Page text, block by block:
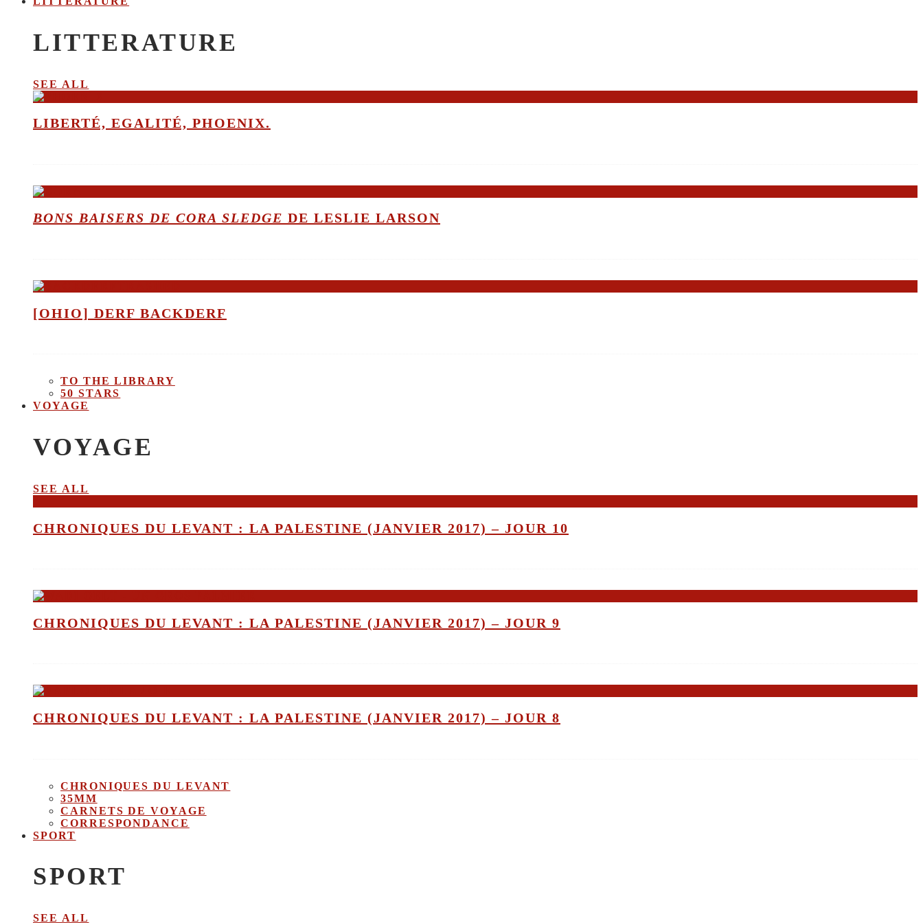
LITTERATURE
SEE ALL
LIBERTÉ, EGALITÉ, PHOENIX.
BONS BAISERS DE CORA SLEDGE DE LESLIE LARSON
[OHIO] DERF BACKDERF
TO THE LIBRARY
50 STARS
VOYAGE
VOYAGE
SEE ALL
CHRONIQUES DU LEVANT : LA PALESTINE (JANVIER 2017) – JOUR 10
CHRONIQUES DU LEVANT : LA PALESTINE (JANVIER 2017) – JOUR 9
CHRONIQUES DU LEVANT : LA PALESTINE (JANVIER 2017) – JOUR 8
CHRONIQUES DU LEVANT
35MM
CARNETS DE VOYAGE
CORRESPONDANCE
SPORT
SPORT
SEE ALL